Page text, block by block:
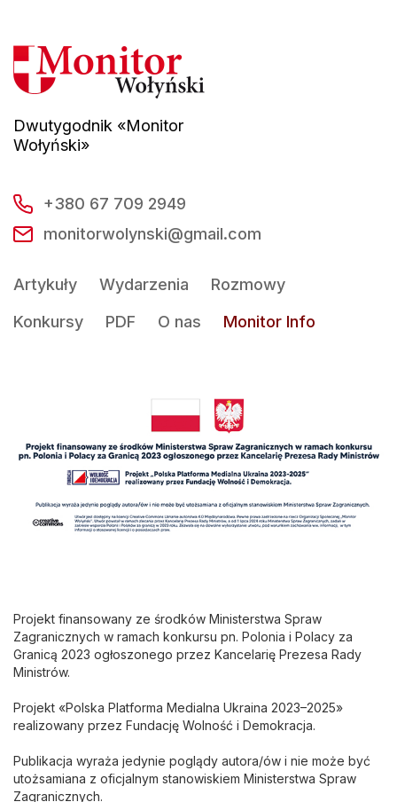
Dwutygodnik «Monitor
Wołyński»
+380 67 709 2949
monitorwolynski@gmail.com
Artykuły Wydarzenia
Rozmowy
Konkursy
PDF O nas Monitor Info
Projekt finansowany ze środków Ministerstwa Spraw
Zagranicznych w ramach konkursu pn. Polonia i Polacy za
Granicą 2023 ogłoszonego przez Kancelarię Prezesa Rady
Ministrów.
Projekt «Polska Platforma Medialna Ukraina 2023–2025»
realizowany przez Fundację Wolność i Demokracja.
Publikacja wyraża jedynie poglądy autora/ów i nie może być
utożsamiana z oficjalnym stanowiskiem Ministerstwa Spraw
Zagranicznych.